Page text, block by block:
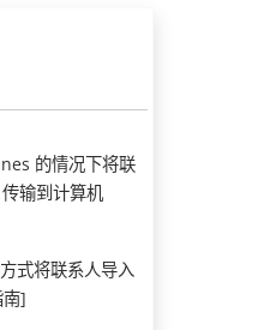
的情况下将联
输到计算机
式将联系人导入
]